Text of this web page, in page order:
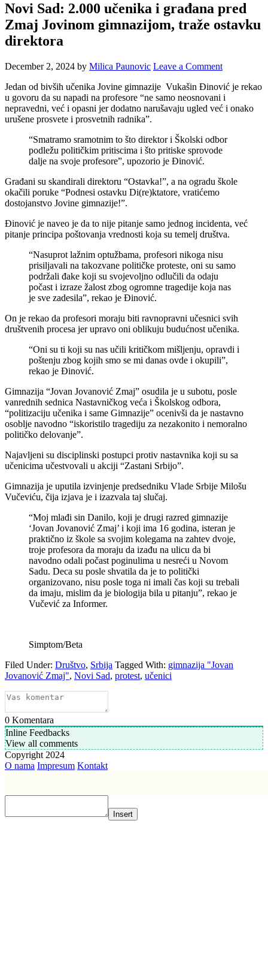
Novi Sad: 2.000 učenika i građana pred
Zmaj Jovinom gimnazijom, traže ostavku
direktora
December 2, 2024 by Milica Paunovic Leave a Comment
Jedan od bivših učenika Jovine gimnazije Vukašin Đinović je rekao
u govoru da su napadi na profesore “ne samo neosnovani i
nepravedni, već i opasni jer dodatno narušavaju ugled već i onako
urušene prosvete i prosvetnih radnika”.
“Smatramo sramotnim to što direktor i Školski odbor
podležu političkim pritiscima i što pritiske sprovode
dalje na svoje profesore”, upozorio je Đinović.
Građani su skandirali direktoru “Ostavka!”, a na ogradu škole
okačili poruke “Podnesi ostavku Di(re)ktatore, vratićemo
dostojanstvo Jovine gimnazije!”.
Đinović je naveo je da to nije pitanje samo jednog incidenta, već
pitanje principa poštovanja vrednosti koja su temelj društva.
“Nasuprot lažnim optužbama, profesori nikoga nisu
prisiljavali na takozvane političke proteste, oni su samo
podržali đake koji su svojevoljno odlučili da odaju
počast i izraze žalost zbog ogromne tragedije koja nas
je sve zadesila”, rekao je Đinović.
On je rekao da profesori moraju biti ravnopravni učesnici svih
društvenih procesa jer upravo oni oblikuju budućnost učenika.
“Oni su ti koji su nas učili kritičkom mišljenju, opravdi i
poštenju zbog kojih smo se mi danas ovde i okupili”,
rekao je Đinović.
Gimnazija “Jovan Jovanović Zmaj” osudila je u subotu, posle
vanrednih sednica Nastavničkog veća i Školskog odbora,
“politizaciju učenika i same Gimnazije” ocenivši da je nastavno
osoblje navodno “iskoristilo tragediju za nezakonito i nemoralno
političko delovanje”.
Najavljeni su disciplinski postupci protiv nastavnika koji su sa
učenicima učestvovali u akciji “Zastani Srbijo”.
Gimnazija je uputila izvinjenje predsedniku Vlade Srbije Milošu
Vučeviću, čija izjava je i izazvala taj slučaj.
“Moj mlađi sin Danilo, koji je drugi razred gimnazije
‘Jovan Jovanović Zmaj’ i koji ima 16 godina, isteran je
praktično iz škole sa svojim kolegama na zahtev dvoje,
troje profesora da moraju da izađu na ulicu da bi
navodno odali počast poginulima u nesreći u Novom
Sadu. Deca su posle shvatila da je to politički
organizovano, nisu posle toga ni imali čas koji su trebali
da imaju, mislim da je biologija bila u pitanju”, rekao je
Vučević za Informer.
Simptom/Beta
Filed Under: Društvo, Srbija Tagged With: gimnazija "Jovan
Jovanović Zmaj", Novi Sad, protest, učenici
0 Komentara
Inline Feedbacks
View all comments
Copyright 2024
O nama Impresum Kontakt
Insert